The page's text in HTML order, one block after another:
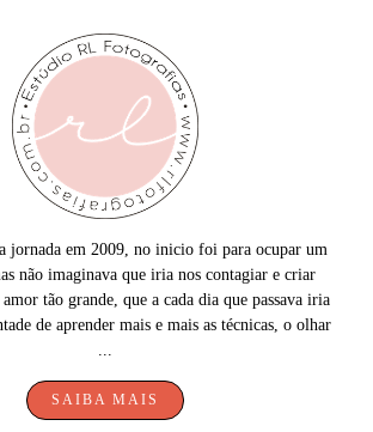
jornada em 2009, no inicio foi para ocupar um
não imaginava que iria nos contagiar e criar
tão grande, que a cada dia que passava iria
de aprender mais e mais as técnicas, o olhar
...
SAIBA MAIS